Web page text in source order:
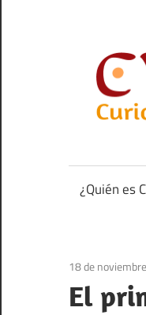
contenido
anécdotas
de
¿Quién es
18 de
El